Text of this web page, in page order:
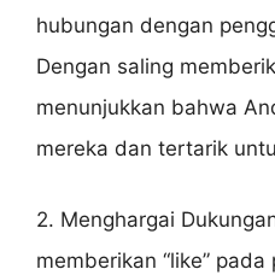
hubungan dengan
Dengan saling
menunjukkan bahwa
mereka dan tertarik
2. Menghargai
memberikan “like”